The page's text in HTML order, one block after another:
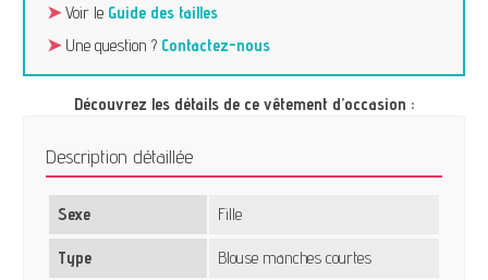
➤Voir le Guide des tailles
➤Une question ? Contactez-nous
Découvrez les détails de ce vêtement d’occasion :
Description détaillée
Sexe Fille
Type Blouse manches courtes